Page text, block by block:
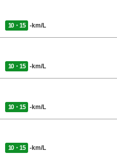
10・15 -km/L
10・15 -km/L
10・15 -km/L
10・15 -km/L